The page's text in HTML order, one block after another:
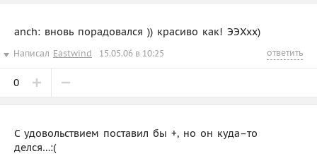
anch: вновь порадовался )) красиво как! ЭЭХхх)
Написал Eastwind 15.05.06 в 10:25 ответить
0
C удовольствием поставил бы +, но он куда–то
делся…:(